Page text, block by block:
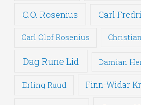
C.O. Rosenius Carl
Carl Olof Rosenius
Dag Rune Lid Damian
Erling Ruud Finn-Widar